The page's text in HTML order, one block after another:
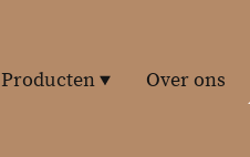
Producten Over ons